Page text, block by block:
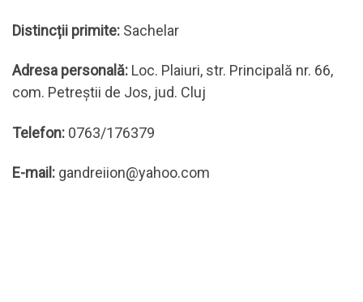
Distincții primite: Sachelar
Adresa personală: Loc. Plaiuri, str. Principală nr. 66,
com. Petreștii de Jos, jud. Cluj
Telefon: 0763/176379
E-mail: gandreiion@yahoo.com